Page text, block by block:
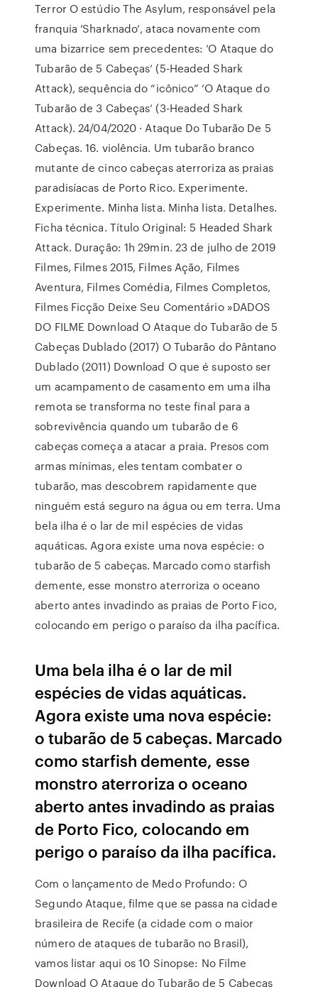
Terror O estúdio The Asylum, responsável pela
franquia ‘Sharknado‘, ataca novamente com
uma bizarrice sem precedentes: ‘O Ataque do
Tubarão de 5 Cabeças‘ (5-Headed Shark
Attack), sequência do “icônico” ‘O Ataque do
Tubarão de 3 Cabeças‘ (3-Headed Shark
Attack). 24/04/2020 · Ataque Do Tubarão De 5
Cabeças. 16. violência. Um tubarão branco
mutante de cinco cabeças aterroriza as praias
paradisíacas de Porto Rico. Experimente.
Experimente. Minha lista. Minha lista. Detalhes.
Ficha técnica. Título Original: 5 Headed Shark
Attack. Duração: 1h 29min. 23 de julho de 2019
Filmes, Filmes 2015, Filmes Ação, Filmes
Aventura, Filmes Comédia, Filmes Completos,
Filmes Ficção Deixe Seu Comentário »DADOS
DO FILME Download O Ataque do Tubarão de 5
Cabeças Dublado (2017) O Tubarão do Pântano
Dublado (2011) Download O que é suposto ser
um acampamento de casamento em uma ilha
remota se transforma no teste final para a
sobrevivência quando um tubarão de 6
cabeças começa a atacar a praia. Presos com
armas mínimas, eles tentam combater o
tubarão, mas descobrem rapidamente que
ninguém está seguro na água ou em terra. Uma
bela ilha é o lar de mil espécies de vidas
aquáticas. Agora existe uma nova espécie: o
tubarão de 5 cabeças. Marcado como starfish
demente, esse monstro aterroriza o oceano
aberto antes invadindo as praias de Porto Fico,
colocando em perigo o paraíso da ilha pacífica.
Uma bela ilha é o lar de mil
espécies de vidas aquáticas.
Agora existe uma nova espécie:
o tubarão de 5 cabeças. Marcado
como starfish demente, esse
monstro aterroriza o oceano
aberto antes invadindo as praias
de Porto Fico, colocando em
perigo o paraíso da ilha pacífica.
Com o lançamento de Medo Profundo: O
Segundo Ataque, filme que se passa na cidade
brasileira de Recife (a cidade com o maior
número de ataques de tubarão no Brasil),
vamos listar aqui os 10 Sinopse: No Filme
Download O Ataque do Tubarão de 5 Cabeças